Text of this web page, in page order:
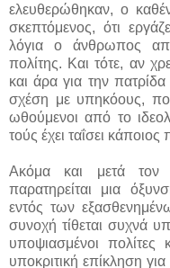
ελευθερώθηκαν, ο
σκεπτόμενος, ότι
λόγια ο άνθρωπος
πολίτης. Και τότε, αν
και άρα για την
σχέση με υπηκόους,
ωθούμενοι από το
τούς έχει ταΐσει
Ακόμα και μετά τον
παρατηρείται μια
εντός των
συνοχή τίθεται συχνά
υποψιασμένοι
υποκριτική επίκληση